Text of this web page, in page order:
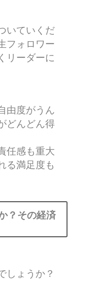
いていくだ
フォロワー
リーダーに
由度がうん
どんどん得
任感も重大
る満足度も
？その経済
しょうか？